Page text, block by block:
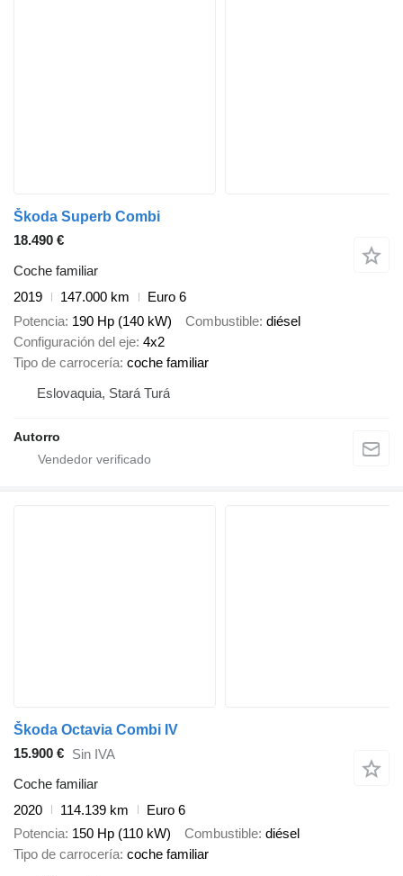
Škoda Superb Combi
18.490 €
Coche familiar
2019
147.000 km
Euro 6
Potencia 190 Hp (140 kW) Combustible diésel
Configuración del eje 4x2
Tipo de carrocería coche familiar
Eslovaquia, Stará Turá
Autorro
Škoda Octavia Combi IV
15.900 € Sin IVA
Coche familiar
2020
114.139 km
Euro 6
Potencia 150 Hp (110 kW) Combustible diésel
Tipo de carrocería coche familiar